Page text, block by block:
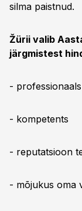
silma paistnud.
Žürii valib
järgmistest
-
- kompetents
- reputatsioon
- mõjukus oma